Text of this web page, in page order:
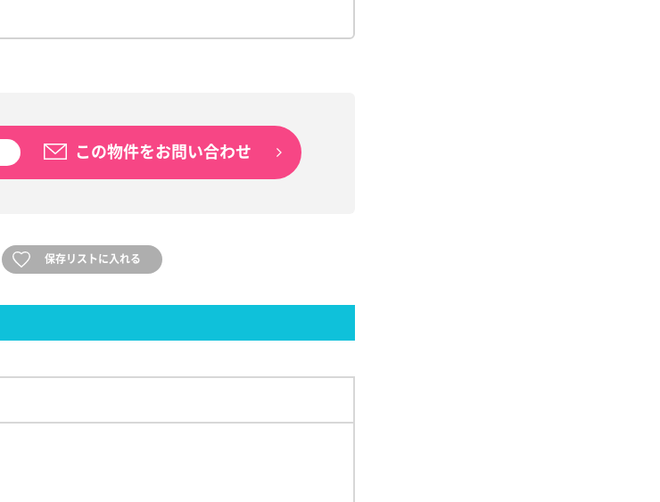
この物件をお問い合わせ
保存リストに入れる